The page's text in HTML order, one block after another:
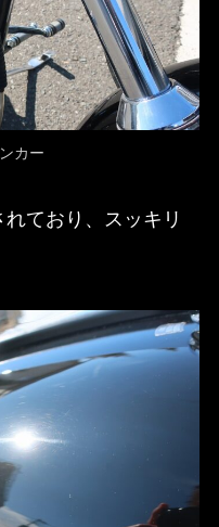
カー
ており、スッキリ